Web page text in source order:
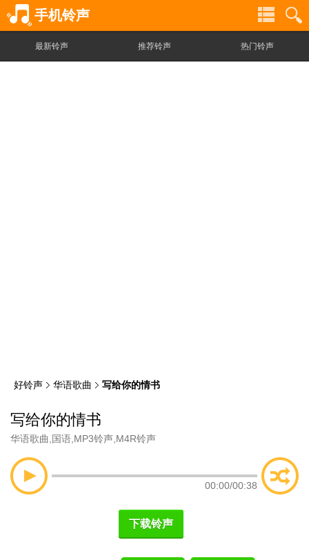
手机铃声
最新铃声 推荐铃声 热门铃声
好铃声 华语歌曲 写给你的情书
写给你的情书
华语歌曲 国语 MP3铃声 M4R铃声
00:00/00:38
下载铃声